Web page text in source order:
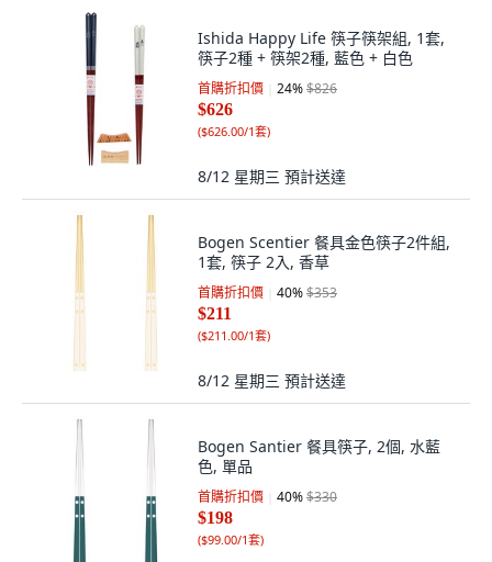
Ishida Happy Life 筷子筷架組, 1套,
筷子2種 + 筷架2種, 藍色 + 白色
首購折扣價 24%$826
$626
($626.00/1套)
8/12 星期三 預計送達
Bogen Scentier 餐具金色筷子2件組,
1套, 筷子 2入, 香草
首購折扣價 40%$353
$211
($211.00/1套)
8/12 星期三 預計送達
Bogen Santier 餐具筷子, 2個, 水藍
色, 單品
首購折扣價 40%$330
$198
($99.00/1套)